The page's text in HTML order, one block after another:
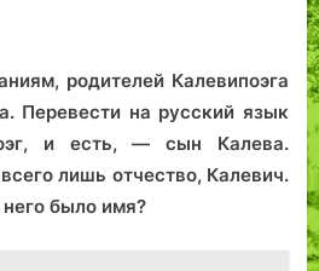
родителей Калевипоэга
Перевести на русский язык
и есть, — сын Калева.
лишь отчество, Калевич.
было имя?